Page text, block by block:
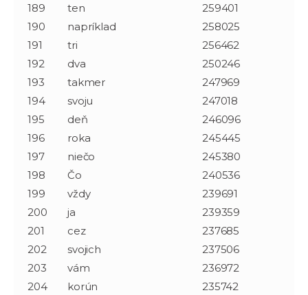
189
ten
259401
190
napríklad
258025
191
tri
256462
192
dva
250246
193
takmer
247969
194
svoju
247018
195
deň
246096
196
roka
245445
197
niečo
245380
198
Čo
240536
199
vždy
239691
200
ja
239359
201
cez
237685
202
svojich
237506
203
vám
236972
204
korún 235742